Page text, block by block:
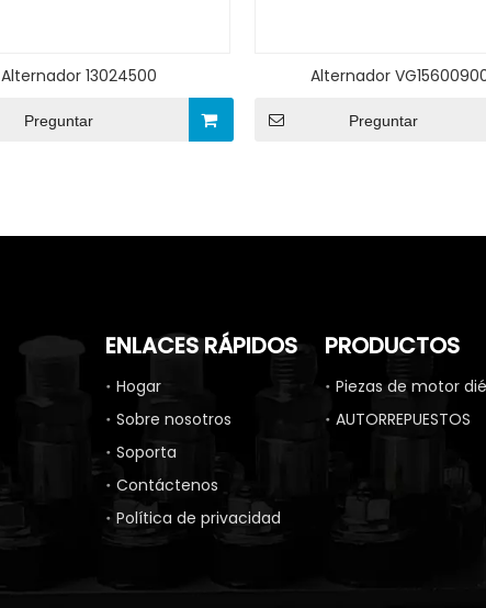
Alternador 13024500
Preguntar
Alternador
Preguntar
ENLACES RÁPIDOS
Hogar
Sobre nosotros
Soporta
Contáctenos
Política de privacidad
PRODUCTOS
Piezas de motor
AUTORREPUESTOS